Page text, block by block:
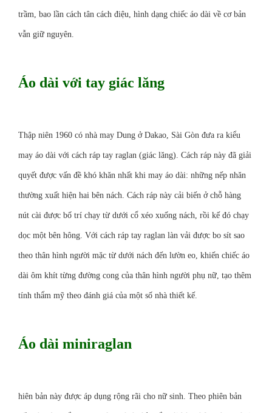
trầm, bao lần cách tân cách điệu, hình dạng chiếc áo dài về cơ bản
vẫn giữ nguyên.
Áo dài với tay giác lăng
Thập niên 1960 có nhà may Dung ởDakao, Sài Gòn đưa ra kiểu
may áo dài với cách ráp tay raglan (giác lăng). Cách ráp này đã giải
quyết được vấn đề khó khăn nhất khi may áo dài: những nếp nhăn
thường xuất hiện hai bên nách. Cách ráp này cải biến ở chỗ hàng
nút cài được bố trí chạy từ dưới cổ xéo xuống nách, rồi kế đó chạy
dọc một bên hông. Với cách ráp tay raglan làn vải được bo sít sao
theo thân hình người mặc từ dưới nách đến lườn eo, khiến chiếc áo
dài ôm khít từng đường cong của thân hình người phụ nữ, tạo thêm
tính thẩm mỹ theo đánh giá của một số nhà thiết kế.
Áo dài miniraglan
hiên bản này được áp dụng rộng rãi cho nữ sinh. Theo phiên bản